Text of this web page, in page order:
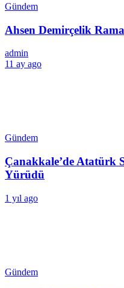
Gündem
Ahsen Demirçelik
admin
11 ay ago
Gündem
Çanakkale’de Atatürk
Yürüdü
1 yıl ago
Gündem